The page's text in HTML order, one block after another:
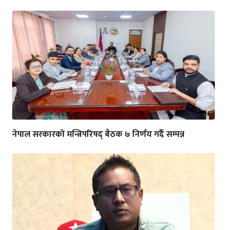
नेपाल सरकारको मन्त्रिपरिषद् बैठक ७ निर्णय गर्दै सम्पन्न